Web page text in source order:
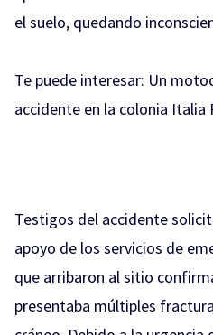
el suelo, quedando
Te puede interesar: Un
accidente en la colonia Italia
Testigos del accidente
apoyo de los servicios de
que arribaron al sitio
presentaba múltiples